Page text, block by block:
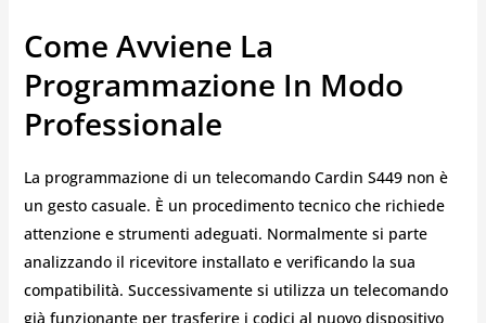
Come Avviene La
Programmazione In Modo
Professionale
La programmazione di un telecomando Cardin S449 non è
un gesto casuale. È un procedimento tecnico che richiede
attenzione e strumenti adeguati. Normalmente si parte
analizzando il ricevitore installato e verificando la sua
compatibilità. Successivamente si utilizza un telecomando
già funzionante per trasferire i codici al nuovo dispositivo